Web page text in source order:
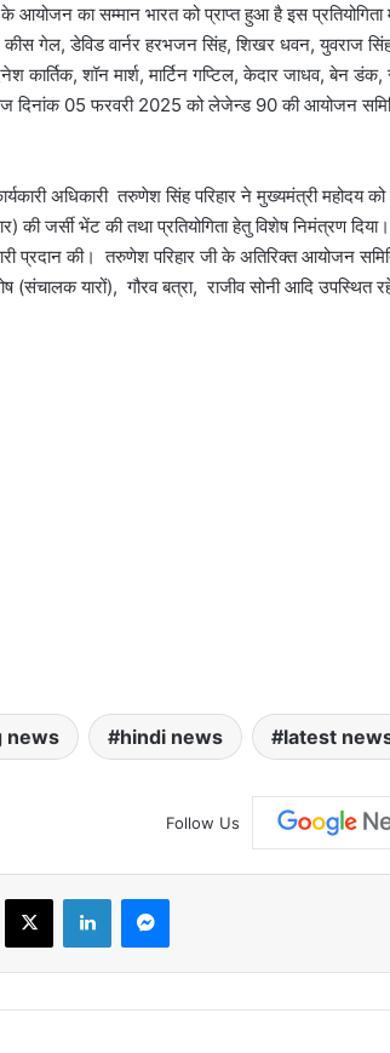
आयोजन का सम्मान भारत को प्राप्त हुआ है इस प्रतियोगिता
गेल, डेविड वार्नर हरभजन सिंह, शिखर धवन, युवराज
कार्तिक, शॉन मार्श, मार्टिन गप्टिल, केदार जाधव,
दिनांक 05 फरवरी 2025 को लेजेन्ड 90 की आयोजन
अधिकारी तरुणेश सिंह परिहार ने मुख्यमंत्री महोदय को
जर्सी भेंट की तथा प्रतियोगिता हेतु विशेष निमंत्रण
प्रदान की। तरुणेश परिहार जी के अतिरिक्त आयोजन
(संचालक यारों), गौरव बत्रा, राजीव सोनी आदि उपस्थित
news hindi news latest
Follow Us
X LinkedInMessenger